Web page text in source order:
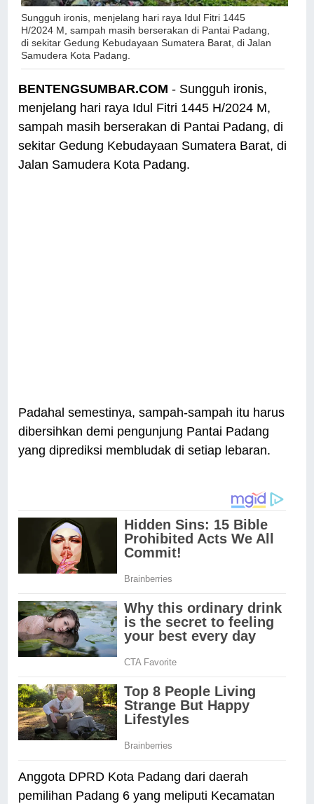
Sungguh ironis, menjelang hari raya Idul Fitri 1445
H/2024 M, sampah masih berserakan di Pantai Padang,
di sekitar Gedung Kebudayaan Sumatera Barat, di Jalan
Samudera Kota Padang.
BENTENGSUMBAR.COM - Sungguh ironis,
menjelang hari raya Idul Fitri 1445 H/2024 M,
sampah masih berserakan di Pantai Padang, di
sekitar Gedung Kebudayaan Sumatera Barat, di
Jalan Samudera Kota Padang.
Padahal semestinya, sampah-sampah itu harus
dibersihkan demi pengunjung Pantai Padang
yang diprediksi membludak di setiap lebaran.
Anggota DPRD Kota Padang dari daerah
pemilihan Padang 6 yang meliputi Kecamatan